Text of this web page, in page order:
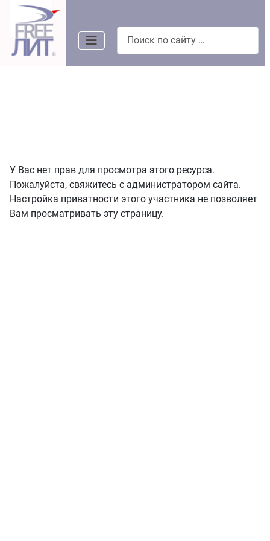
У Вас нет прав для просмотра этого ресурса.
Пожалуйста, свяжитесь с администратором сайта.
Настройка приватности этого участника не позволяет
Вам просматривать эту страницу.